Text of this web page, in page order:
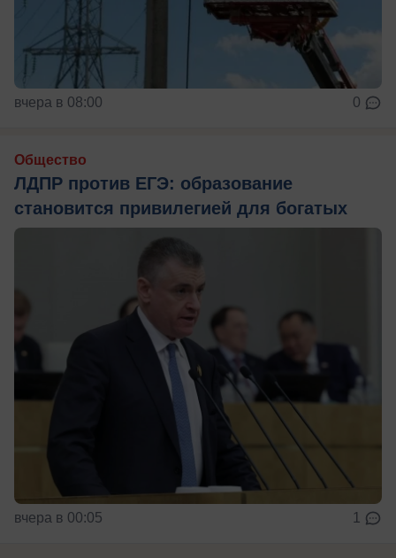
вчера в 08:00 0
Общество
ЛДПР против ЕГЭ: образование
становится привилегией для богатых
вчера в 00:05 1